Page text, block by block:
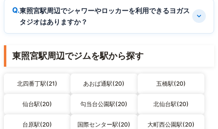
東照宮駅周辺でシャワーやロッカーを利用できるヨガス
タジオはありますか？
東照宮駅周辺でジムを駅から探す
北四番丁駅(21) あおば通駅(20) 五橋駅(20)
仙台駅(20) 勾当台公園駅(20) 北仙台駅(20)
台原駅(20) 国際センター駅(20) 大町西公園駅(20)